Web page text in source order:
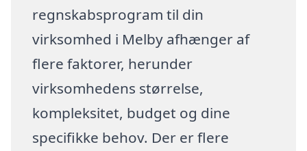
regnskabsprogram til din
virksomhed i Melby afhænger af
flere faktorer, herunder
virksomhedens størrelse,
kompleksitet, budget og dine
specifikke behov. Der er flere